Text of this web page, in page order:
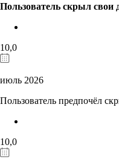
Пользователь скрыл свои
10,0
июль 2026
Пользователь предпочёл
10,0